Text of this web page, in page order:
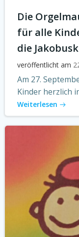
Die
für alle
die
veröffentlicht am
Am 27.
Kinder herzlich
Weiterlesen